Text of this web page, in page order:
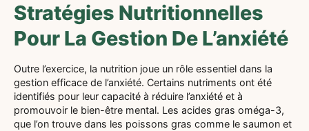
Stratégies Nutritionnelles
Pour La Gestion De L’anxiété
Outre l’exercice, la nutrition joue un rôle essentiel dans la
gestion efficace de l’anxiété. Certains nutriments ont été
identifiés pour leur capacité à réduire l’anxiété et à
promouvoir le bien-être mental. Les acides gras oméga-3,
que l’on trouve dans les poissons gras comme le saumon et